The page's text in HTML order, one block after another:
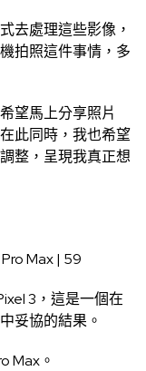
去處理這些影像，
拍照這件事情，多
望馬上分享照片
此同時，我也希望
整，呈現我真正想
3，這是一個在
妥協的結果。
Max。